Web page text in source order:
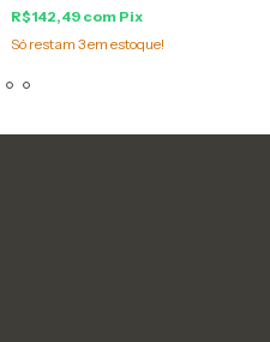
R$142,49 com Pix
Só restam 3em estoque!